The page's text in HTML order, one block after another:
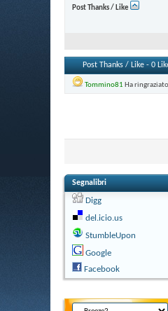
Post Thanks / Like
Post Thanks / Like - 0
Tommino81 Ha
Segnalibri
Digg
del.icio.us
StumbleUpon
Google
Facebook